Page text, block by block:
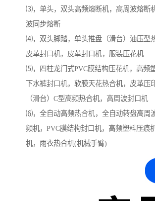
⑶，单头，双头高频熔断机，高周波熔断
波同步熔断
⑷，双头脚踏，单头推盘（滑台）油压型
皮革封口机，皮革封口机，服装压花机
⑸，四柱龙门式PVC膜结构压花机，高频
下水裤封口机，软膜天花热合机，皮革压
（滑台）C型高频热合机，高周波封口机
⑹，全自动高频热合机，全自动转盘高周
频机，PVC膜结构封口机，高频塑料压痕
机，雨衣热合机(机械手臂)